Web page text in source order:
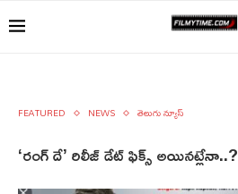
FEATURED NEWS తెలుగు న్యూస్
‘రంగ్ దే’ రిలీజ్ డేట్ ఫిక్స్ అయినట్లేనా..?